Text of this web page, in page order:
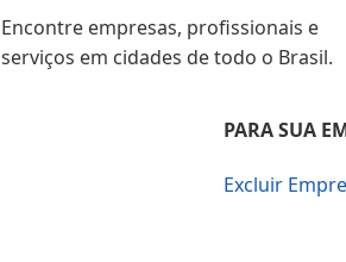
Encontre empresas, profissionais e
serviços em cidades de todo o Brasil.
PARA SUA
Excluir